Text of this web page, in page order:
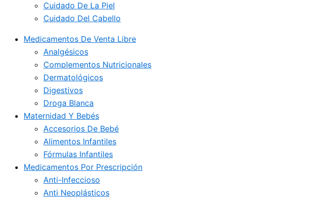
Cuidado De La Piel
Cuidado Del Cabello
Medicamentos De Venta Libre
Analgésicos
Complementos Nutricionales
Dermatológicos
Digestivos
Droga Blanca
Maternidad Y Bebés
Accesorios De Bebé
Alimentos Infantiles
Fórmulas Infantiles
Medicamentos Por Prescripción
Anti-Infeccioso
Anti Neoplásticos